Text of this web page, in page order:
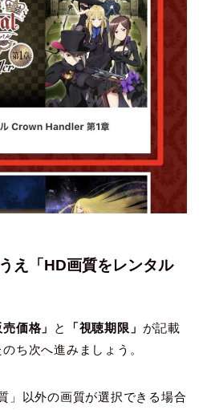
え「HD画質をレンタル
売価格」 と 「視聴期限」 が記載
ち次へ進みましょう。
」以外の画質が選択できる場合